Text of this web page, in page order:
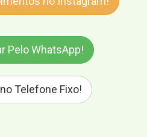
Pelo WhatsApp!
Telefone Fixo!